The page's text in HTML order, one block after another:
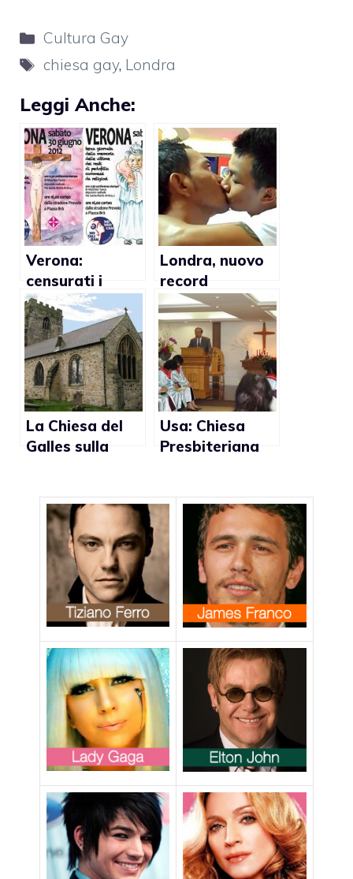
Categorie
Cultura Gay
Tag
chiesa gay, Londra
Leggi Anche:
Verona:
censurati i
manifesti
contro i preti
pedofili
Londra, nuovo
record
mondiale per il
bacio gay più
lungo
La Chiesa del
Galles sulla
partner gay
Usa: Chiesa
Presbiteriana
ministri gay